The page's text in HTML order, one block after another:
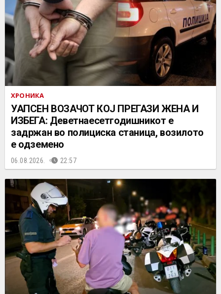
ХРОНИКА
УАПСЕН ВОЗАЧОТ КОЈ ПРЕГАЗИ ЖЕНА И
ИЗБЕГА: Деветнаесетгодишникот е
задржан во полициска станица, возилото
е одземено
06.08.2026. 22:57